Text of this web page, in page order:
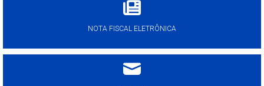
NOTA FISCAL ELETRÔNICA